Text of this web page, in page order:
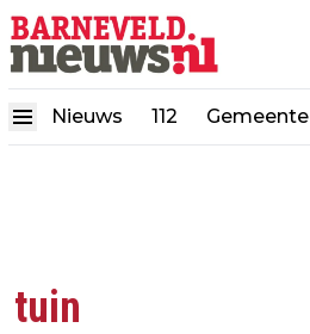
Nieuws 112 Gemeente
tuin